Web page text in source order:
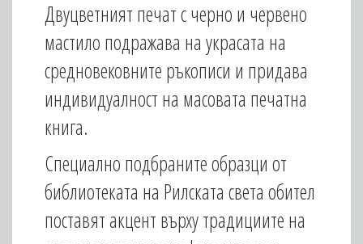
Двуцветният печат с черно и червено
мастило подражава на украсата на
средновековните ръкописи и придава
индивидуалност на масовата печатна
книга.
Специално подбраните образци от
библиотеката на Рилската света обител
поставят акцент върху традициите на